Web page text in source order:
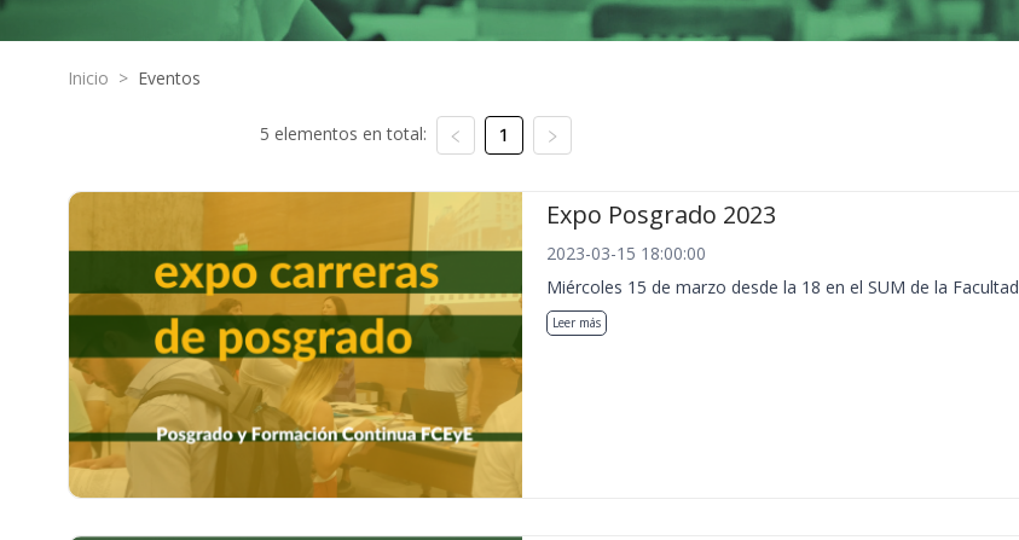
Inicio > Eventos
5 elementos en total: 1
Expo Posgrado 2023
2023-03-15 18:00:00
Miércoles 15 de marzo desde la 18 en el SUM de la Facultad
Leer más